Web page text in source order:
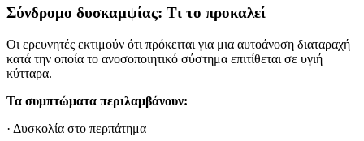
Σύνδρομο δυσκαμψίας: Τι το προκαλεί
Οι ερευνητές εκτιμούν ότι πρόκειται για μια αυτοάνοση διαταραχή
κατά την οποία το ανοσοποιητικό σύστημα επιτίθεται σε υγιή
κύτταρα.
Τα συμπτώματα περιλαμβάνουν:
· Δυσκολία στο περπάτημα